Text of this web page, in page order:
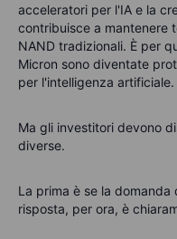
acceleratori per l'IA e la
contribuisce a mantenere
NAND tradizionali. È per
Micron sono diventate
per l'intelligenza artificiale.
Ma gli investitori devono
diverse.
La prima è se la
risposta, per ora, è